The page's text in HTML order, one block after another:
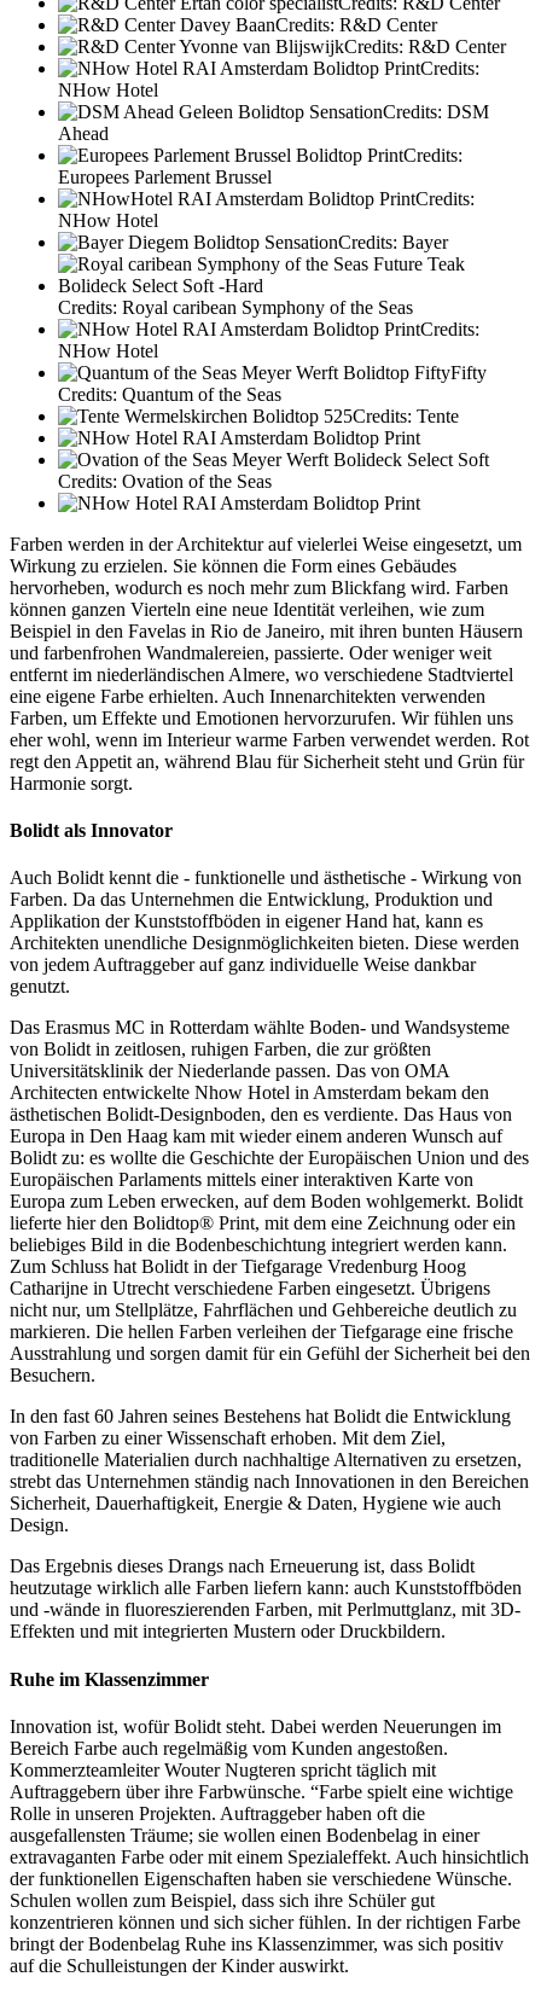
Credits: R&D Center
Credits: R&D Center
Credits:
NHow Hotel
Credits: DSM
Ahead
Credits:
Europees Parlement Brussel
Credits:
NHow Hotel
Credits: Bayer
Credits: Royal caribean Symphony of the Seas
Credits:
NHow Hotel
Credits: Quantum of the Seas
Credits: Tente
Credits: Ovation of the Seas
Farben werden in der Architektur auf vielerlei Weise eingesetzt, um
Wirkung zu erzielen. Sie können die Form eines Gebäudes
hervorheben, wodurch es noch mehr zum Blickfang wird. Farben
können ganzen Vierteln eine neue Identität verleihen, wie zum
Beispiel in den Favelas in Rio de Janeiro, mit ihren bunten Häusern
und farbenfrohen Wandmalereien, passierte. Oder weniger weit
entfernt im niederländischen Almere, wo verschiedene Stadtviertel
eine eigene Farbe erhielten. Auch Innenarchitekten verwenden
Farben, um Effekte und Emotionen hervorzurufen. Wir fühlen uns
eher wohl, wenn im Interieur warme Farben verwendet werden. Rot
regt den Appetit an, während Blau für Sicherheit steht und Grün für
Harmonie sorgt.
Bolidt als Innovator
Auch Bolidt kennt die - funktionelle und ästhetische - Wirkung von
Farben. Da das Unternehmen die Entwicklung, Produktion und
Applikation der Kunststoffböden in eigener Hand hat, kann es
Architekten unendliche Designmöglichkeiten bieten. Diese werden
von jedem Auftraggeber auf ganz individuelle Weise dankbar
genutzt.
Das Erasmus MC in Rotterdam wählte Boden- und Wandsysteme
von Bolidt in zeitlosen, ruhigen Farben, die zur größten
Universitätsklinik der Niederlande passen. Das von OMA
Architecten entwickelte Nhow Hotel in Amsterdam bekam den
ästhetischen Bolidt-Designboden, den es verdiente. Das Haus von
Europa in Den Haag kam mit wieder einem anderen Wunsch auf
Bolidt zu: es wollte die Geschichte der Europäischen Union und des
Europäischen Parlaments mittels einer interaktiven Karte von
Europa zum Leben erwecken, auf dem Boden wohlgemerkt. Bolidt
lieferte hier den Bolidtop® Print, mit dem eine Zeichnung oder ein
beliebiges Bild in die Bodenbeschichtung integriert werden kann.
Zum Schluss hat Bolidt in der Tiefgarage Vredenburg Hoog
Catharijne in Utrecht verschiedene Farben eingesetzt. Übrigens
nicht nur, um Stellplätze, Fahrflächen und Gehbereiche deutlich zu
markieren. Die hellen Farben verleihen der Tiefgarage eine frische
Ausstrahlung und sorgen damit für ein Gefühl der Sicherheit bei den
Besuchern.
In den fast 60 Jahren seines Bestehens hat Bolidt die Entwicklung
von Farben zu einer Wissenschaft erhoben. Mit dem Ziel,
traditionelle Materialien durch nachhaltige Alternativen zu ersetzen,
strebt das Unternehmen ständig nach Innovationen in den Bereichen
Sicherheit, Dauerhaftigkeit, Energie & Daten, Hygiene wie auch
Design.
Das Ergebnis dieses Drangs nach Erneuerung ist, dass Bolidt
heutzutage wirklich alle Farben liefern kann: auch Kunststoffböden
und -wände in fluoreszierenden Farben, mit Perlmuttglanz, mit 3D-
Effekten und mit integrierten Mustern oder Druckbildern.
Ruhe im Klassenzimmer
Innovation ist, wofür Bolidt steht. Dabei werden Neuerungen im
Bereich Farbe auch regelmäßig vom Kunden angestoßen.
Kommerzteamleiter Wouter Nugteren spricht täglich mit
Auftraggebern über ihre Farbwünsche. “Farbe spielt eine wichtige
Rolle in unseren Projekten. Auftraggeber haben oft die
ausgefallensten Träume; sie wollen einen Bodenbelag in einer
extravaganten Farbe oder mit einem Spezialeffekt. Auch hinsichtlich
der funktionellen Eigenschaften haben sie verschiedene Wünsche.
Schulen wollen zum Beispiel, dass sich ihre Schüler gut
konzentrieren können und sich sicher fühlen. In der richtigen Farbe
bringt der Bodenbelag Ruhe ins Klassenzimmer, was sich positiv
auf die Schulleistungen der Kinder auswirkt.